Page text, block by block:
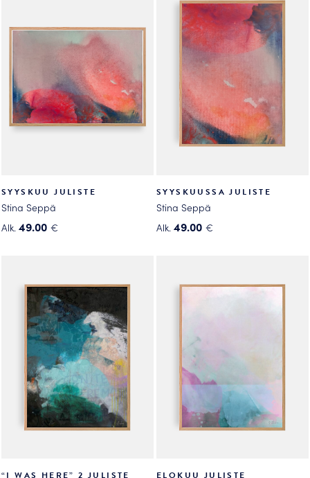
muunnelma.
valinnat
tuotteen
sivulla.
useampi
muunnelma.
tehdä
valinnat
tuotteen
sivulla.
SYYSKUU JULISTE
Stina Seppä
Alk. 49.00 €
useampi
muunnelma.
tehdä
valinnat
tuotteen
sivulla.
SYYSKUUSSA JULISTE
Stina Seppä
Alk. 49.00 €
useampi
valinnat
tuotteen
“I WAS HERE” 2 JULISTE ELOKUU JULISTE